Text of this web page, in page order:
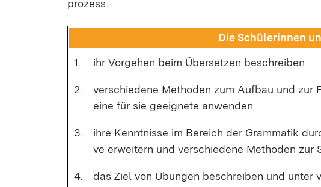
pro­zess.
Die Schü­le­rin­nen
1.
ihr Vor­ge­hen beim Über­set­zen be­schrei­ben
2.
ver­schie­de­ne Me­tho­den zum Auf­bau und zur
ei­ne für sie ge­eig­ne­te an­wen­den
3.
ih­re Kennt­nis­se im Be­reich der Gram­ma­tik
ve er­wei­tern und ver­schie­de­ne Me­tho­den zur
4.
das Ziel von Übun­gen be­schrei­ben und